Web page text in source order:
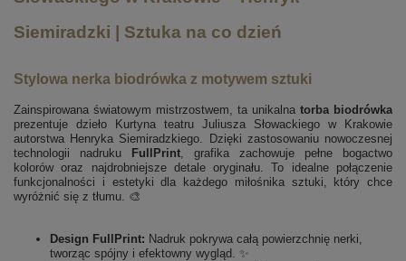
Siemiradzki | Sztuka na co dzień
Stylowa nerka biodrówka z motywem sztuki
Zainspirowana światowym mistrzostwem, ta unikalna torba biodrówka
prezentuje dzieło Kurtyna teatru Juliusza Słowackiego w Krakowie
autorstwa Henryka Siemiradzkiego. Dzięki zastosowaniu nowoczesnej
technologii nadruku
FullPrint, grafika zachowuje pełne bogactwo
kolorów oraz najdrobniejsze detale oryginału. To idealne połączenie
funkcjonalności i estetyki dla każdego miłośnika sztuki, który chce
wyróżnić się z tłumu. 🎨
Design FullPrint: Nadruk pokrywa całą powierzchnię nerki,
tworząc spójny i efektowny wygląd. ✨